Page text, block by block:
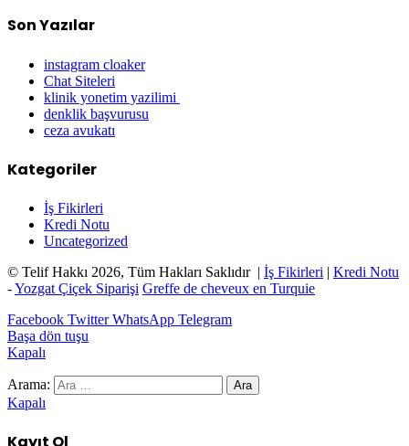
Son Yazılar
instagram cloaker
Chat Siteleri
klinik yonetim yazilimi
denklik başvurusu
ceza avukatı
Kategoriler
İş Fikirleri
Kredi Notu
Uncategorized
© Telif Hakkı 2026, Tüm Hakları Saklıdır | İş Fikirleri | Kredi Notu
-Yozgat Çiçek Siparişi Greffe de cheveux en Turquie
Facebook Twitter WhatsApp Telegram
Başa dön tuşu
Kapalı
Arama:
Kapalı